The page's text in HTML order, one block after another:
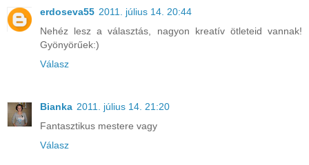
erdoseva55 2011. július 14. 20:44
Nehéz lesz a választás, nagyon kreatív ötleteid vannak!
Gyönyörűek:)
Válasz
Bianka 2011. július 14. 21:20
Fantasztikus mestere vagy
Válasz